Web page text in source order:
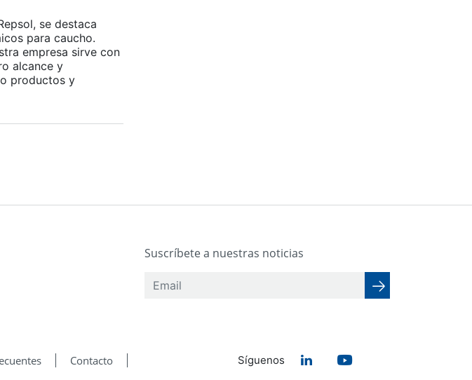
se destaca
para caucho.
empresa sirve con
alcance y
productos y
Suscríbete a nuestras noticias
Contacto
Síguenos